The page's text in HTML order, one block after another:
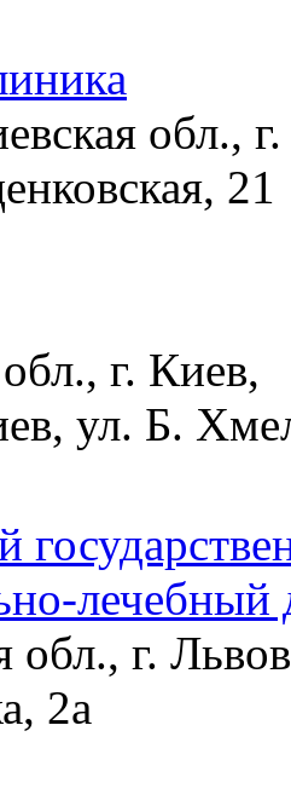
обл.,
21
г. Киев,
ул. Б.
лечебный
обл., г.
2а